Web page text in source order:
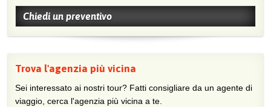
Chiedi un preventivo
Trova l'agenzia più vicina
Sei interessato ai nostri tour? Fatti consigliare da un agente di
viaggio, cerca l'agenzia più vicina a te.